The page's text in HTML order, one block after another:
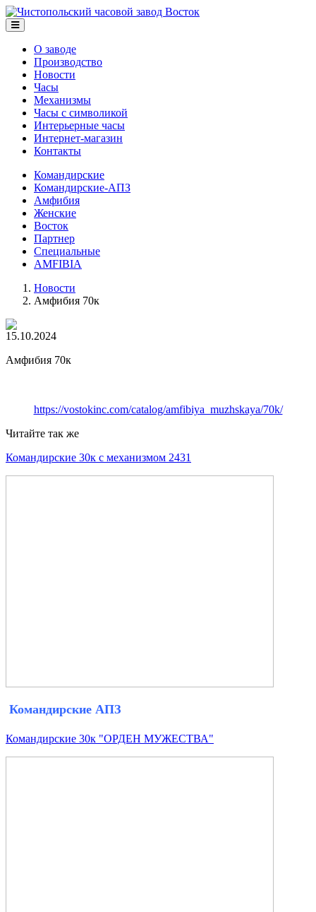
О заводе
Производство
Новости
Часы
Механизмы
Часы с символикой
Интерьерные часы
Интернет-магазин
Контакты
Командирские
Командирские-АПЗ
Амфибия
Женские
Восток
Партнер
Специальные
AMFIBIA
Новости
Амфибия 70к
15.10.2024
Амфибия 70к
https://vostokinc.com/catalog/amfibiya_muzhskaya/70k/
Читайте так же
Командирские 30к с механизмом 2431
Командирские АПЗ
Командирские 30к "ОРДЕН МУЖЕСТВА"